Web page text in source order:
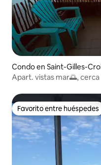
Condo en Saint-Gilles-
Apart. vistas mar🌅,
Favorito entre huéspedes
Favorito entre huéspedes